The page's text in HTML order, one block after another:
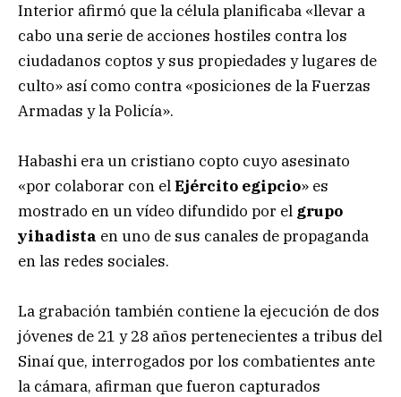
Interior afirmó que la célula planificaba «llevar a
cabo una serie de acciones hostiles contra los
ciudadanos coptos y sus propiedades y lugares de
culto» así como contra «posiciones de la Fuerzas
Armadas y la Policía».
Habashi era un cristiano copto cuyo asesinato
«por colaborar con elEjército egipcio» es
mostrado en un vídeo difundido por el grupo
yihadista en uno de sus canales de propaganda
en las redes sociales.
La grabación también contiene la ejecución de dos
jóvenes de 21 y 28 años pertenecientes a tribus del
Sinaí que, interrogados por los combatientes ante
la cámara, afirman que fueron capturados